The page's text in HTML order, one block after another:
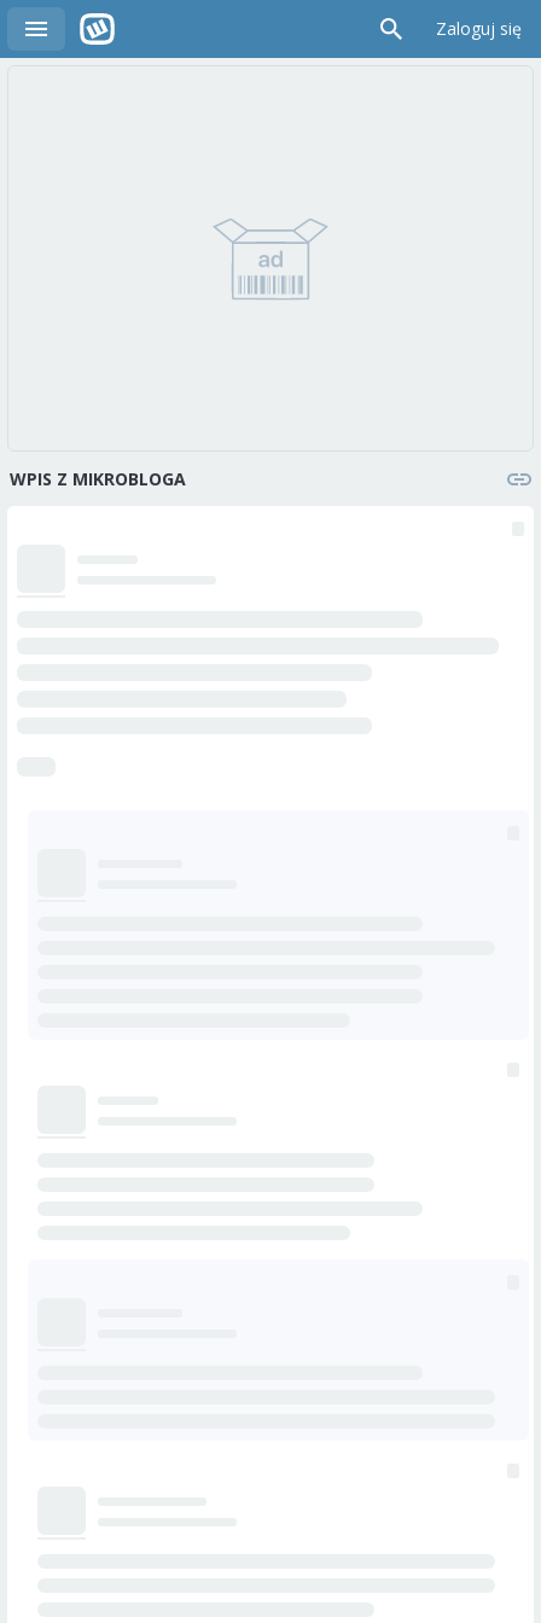
Zaloguj się
WPIS Z MIKROBLOGA